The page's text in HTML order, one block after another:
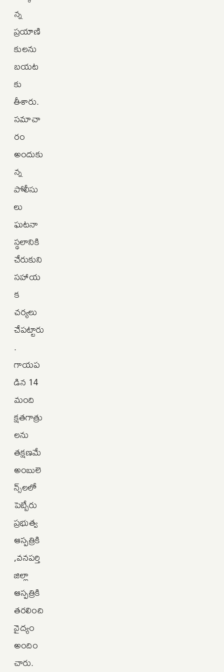
న్న
ప్రయాణి
కులను
బయట
కు
తీశారు.
సమాచా
రం
అందుకు
న్న
పోలీసు
లు
ఘటనా
స్థలానికి
చేరుకుని
సహాయ
క
చర్యలు
చేపట్టారు
.
గాయప
డిన 14
మంది
క్షతగాత్రు
లను
తక్షణమే
అంబులె
న్స్‌లలో
పెబ్బేరు
ప్రభుత్వ
ఆస్పత్రికి
,వనపర్తి
జిల్లా
ఆస్పత్రికి
తరలించి
వైద్యం
అందిం
చారు.